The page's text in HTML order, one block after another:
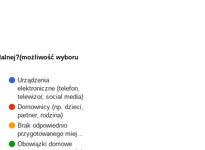
wyboru
Urządzenia
elektroniczne (telefon,
telewizor, social media)
Domownicy (np. dzieci,
partner, rodzina)
Brak odpowiednio
przygotowanego miej…
Obowiązki domowe